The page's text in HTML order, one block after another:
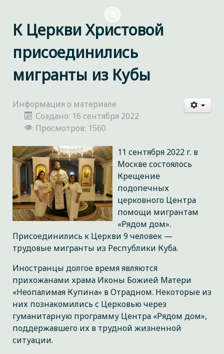
К Церкви Христовой
присоединились
мигранты из Кубы
Информация о материале
Создано: 16 сентября 2022
Просмотров: 1560
11 сентября 2022 г. в
Москве состоялось
Крещение
подопечных
церковного Центра
помощи мигрантам
«Рядом дом».
Присоединились к Церкви 9 человек —
трудовые мигранты из Республики Куба.
Иностранцы долгое время являются
прихожанами храма Иконы Божией Матери
«Неопалимая Купина» в Отрадном. Некоторые из
них познакомились с Церковью через
гуманитарную программу Центра «Рядом дом»,
поддержавшего их в трудной жизненной
ситуации.